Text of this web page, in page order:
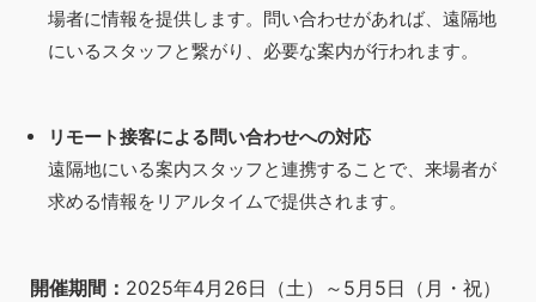
場者に情報を提供します。問い合わせがあれば、遠隔地
にいるスタッフと繋がり、必要な案内が行われます。
リモート接客による問い合わせへの対応
遠隔地にいる案内スタッフと連携することで、来場者が
求める情報をリアルタイムで提供されます。
開催期間： 2025年4月26日（土）～5月5日（月・祝）